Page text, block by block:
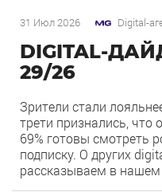
31 Июл 2026 Digital-
DIGITAL-
29/26
Зрители стали
трети признались, что
69% готовы смотреть
подписку. О других
рассказываем в